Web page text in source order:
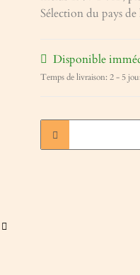
Sélection du pays
Disponible
Temps de livraison:2 - 5